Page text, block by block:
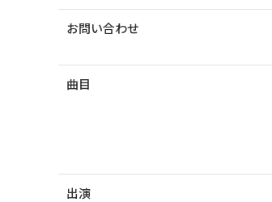
お問い合わせ
曲目
出演